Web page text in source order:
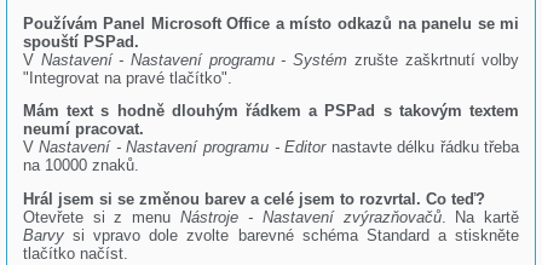
Používám Panel Microsoft Office a místo odkazů na panelu se mi
spouští PSPad.
V Nastavení - Nastavení programu - Systém zrušte zaškrtnutí volby
"Integrovat na pravé tlačítko".
Mám text s hodně dlouhým řádkem a PSPad s takovým textem
neumí pracovat.
VNastavení - Nastavení programu - Editornastavte délku řádku třeba
na 10000 znaků.
Hrál jsem si se změnou barev a celé jsem to rozvrtal. Co teď?
Otevřete si z menuNástroje - Nastavení zvýrazňovačů. Na kartě
Barvysi vpravo dole zvolte barevné schéma Standard a stiskněte
tlačítko načíst.